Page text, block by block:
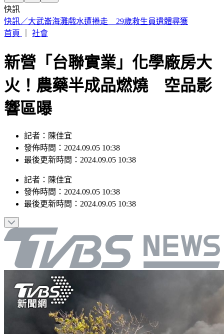
快訊
台股急彈是假象？杜金龍示警：震盪還沒完「這檔」別長抱
首頁
社會
新營「台聯實業」化學廠房大
火！農藥半成品燃燒 空品影
響區曝
記者：陳佳宜
發佈時間：2024.09.05 10:38
最後更新時間：2024.09.05 10:38
記者 ： 陳佳宜
發佈時間： 2024.09.05 10:38
最後更新時間： 2024.09.05 10:38